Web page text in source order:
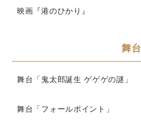
映画『港のひかり』
舞台
舞台「鬼太郎誕生 ゲゲゲの謎」
舞台「フォールポイント」